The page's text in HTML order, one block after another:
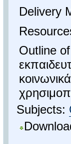
Delivery
Outline of
Subjects: